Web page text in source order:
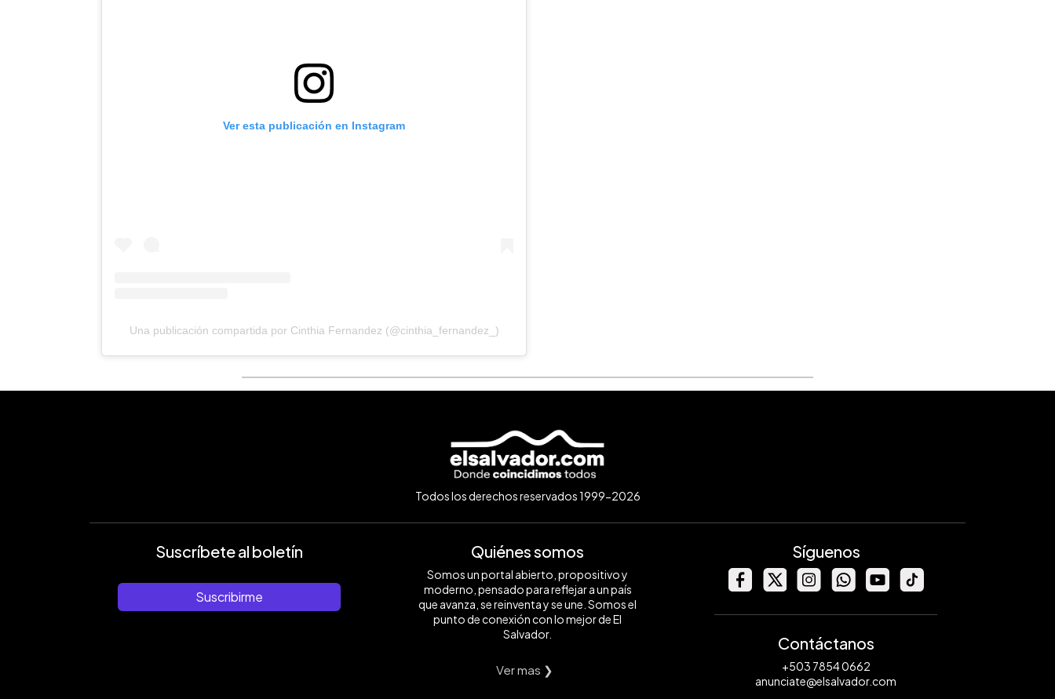
Ver esta publicación en Instagram
Una publicación compartida por Cinthia Fernandez (@cinthia_fernandez_)
Todos los derechos reservados 1999-2026
Suscríbete al boletín
Suscribirme
Quiénes somos
Somos un portal abierto, propositivo y
moderno, pensado para reflejar a un país
que avanza, se reinventa y se une. Somos el
punto de conexión con lo mejor de El
Salvador.
Ver mas ❯
Síguenos
Contáctanos
+503 7854 0662
anunciate@elsalvador.com